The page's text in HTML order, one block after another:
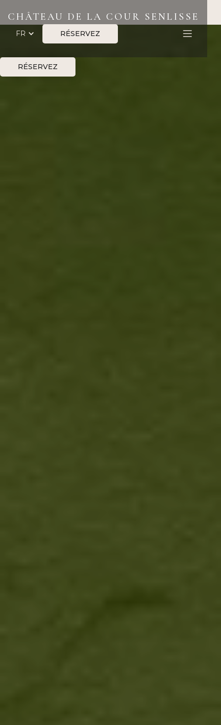
CHÂTEAU DE LA COUR SENLISSE
FR RÉSERVEZ
RÉSERVEZ